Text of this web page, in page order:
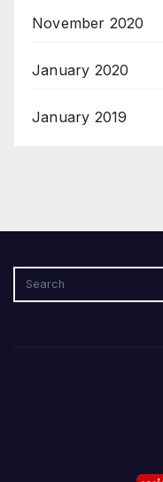
November 2020
January 2020
January 2019